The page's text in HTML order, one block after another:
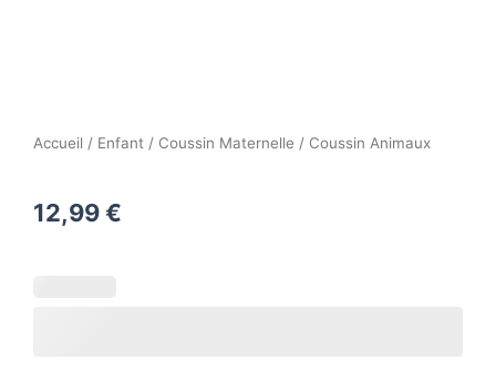
Accueil / Enfant / Coussin Maternelle / Coussin Animaux
12,99€